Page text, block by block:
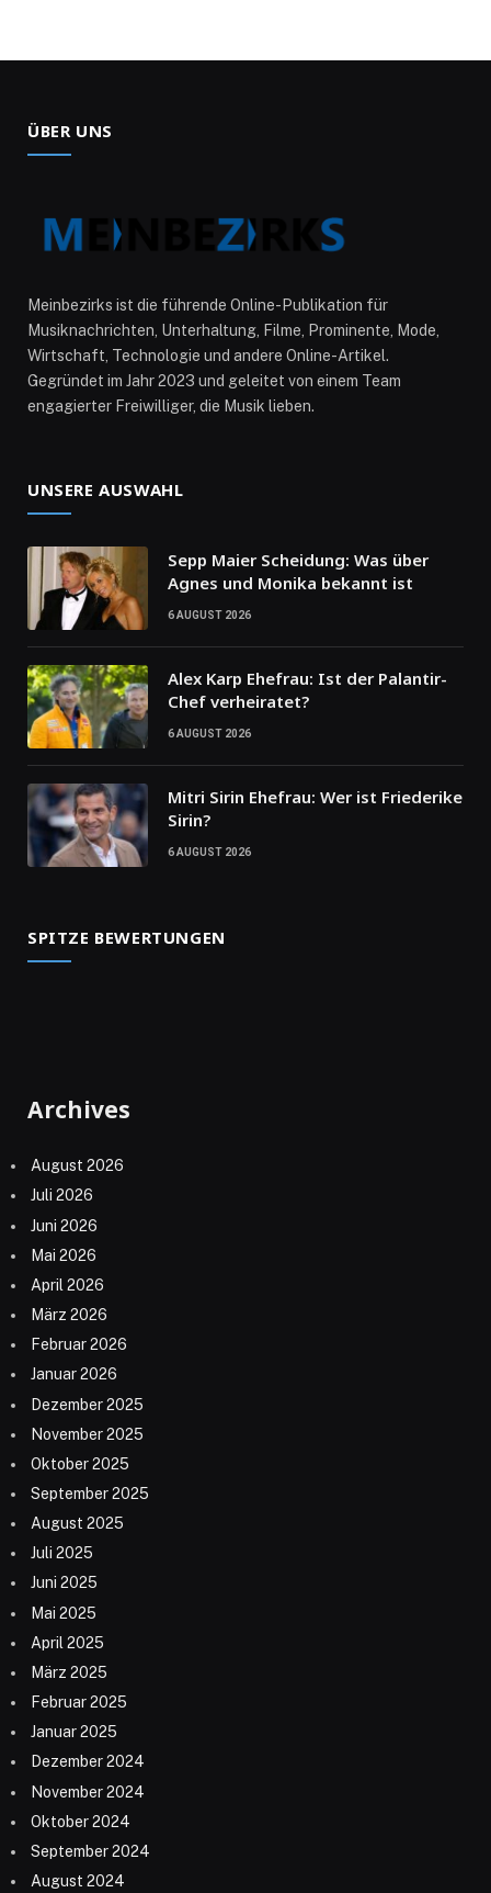
ÜBER UNS
Meinbezirks ist die führende Online-Publikation für
Musiknachrichten, Unterhaltung, Filme, Prominente, Mode,
Wirtschaft, Technologie und andere Online-Artikel.
Gegründet im Jahr 2023 und geleitet von einem Team
engagierter Freiwilliger, die Musik lieben.
UNSERE AUSWAHL
Sepp Maier Scheidung: Was über
Agnes und Monika bekannt ist
6 AUGUST 2026
Alex Karp Ehefrau: Ist der Palantir-
Chef verheiratet?
6 AUGUST 2026
Mitri Sirin Ehefrau: Wer ist Friederike
Sirin?
6 AUGUST 2026
SPITZE BEWERTUNGEN
Archives
August 2026
Juli 2026
Juni 2026
Mai 2026
April 2026
März 2026
Februar 2026
Januar 2026
Dezember 2025
November 2025
Oktober 2025
September 2025
August 2025
Juli 2025
Juni 2025
Mai 2025
April 2025
März 2025
Februar 2025
Januar 2025
Dezember 2024
November 2024
Oktober 2024
September 2024
August 2024